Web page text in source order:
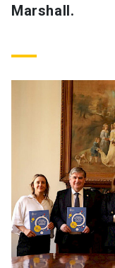
Vecinos
Mi Portal UC
Marshall.